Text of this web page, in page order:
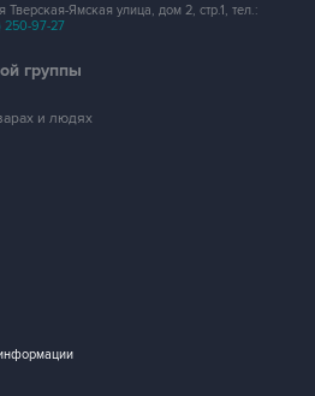
Ямская улица, дом 2, стр.1, тел.:
250-97-27
группы
и людях